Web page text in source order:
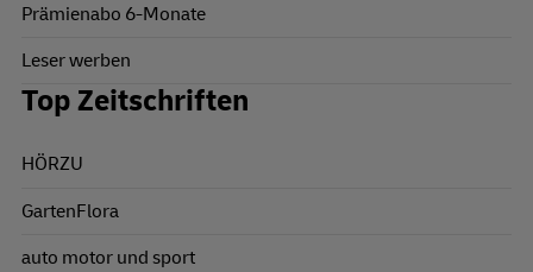
Prämienabo 6-Monate
Leser werben
Top Zeitschriften
HÖRZU
GartenFlora
auto motor und sport